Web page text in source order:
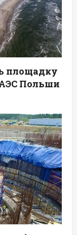
площадку
АЭС Польши